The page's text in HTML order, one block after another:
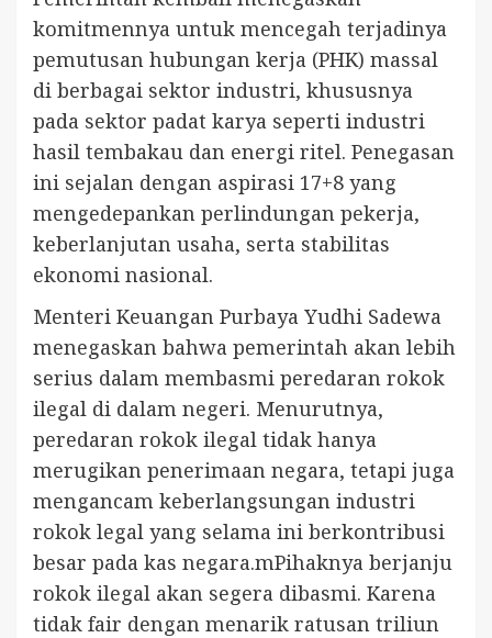
komitmennya untuk mencegah terjadinya
pemutusan hubungan kerja (PHK) massal
di berbagai sektor industri, khususnya
pada sektor padat karya seperti industri
hasil tembakau dan energi ritel. Penegasan
ini sejalan dengan aspirasi 17+8 yang
mengedepankan perlindungan pekerja,
keberlanjutan usaha, serta stabilitas
ekonomi nasional.
Menteri Keuangan Purbaya Yudhi Sadewa
menegaskan bahwa pemerintah akan lebih
serius dalam membasmi peredaran rokok
ilegal di dalam negeri. Menurutnya,
peredaran rokok ilegal tidak hanya
merugikan penerimaan negara, tetapi juga
mengancam keberlangsungan industri
rokok legal yang selama ini berkontribusi
besar pada kas negara.mPihaknya berjanju
rokok ilegal akan segera dibasmi. Karena
tidak fair dengan menarik ratusan triliun